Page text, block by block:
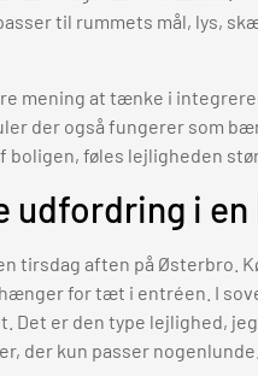
til rummets mål, lys,
mening at tænke i
der også fungerer som
boligen, føles lejligheden
udfordring i
tirsdag aften på Østerbro.
for tæt i entréen. I
Det er den type lejlighed,
der kun passer nogenlunde.